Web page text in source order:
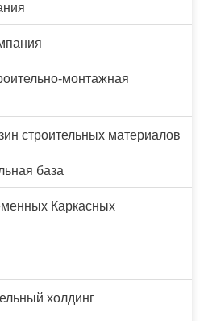
монтажная
строительных материалов
база
Каркасных
холдинг